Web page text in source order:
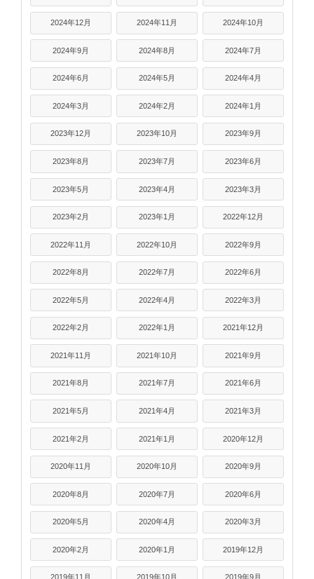
2024年12月 2024年11月 2024年10月
2024年9月 2024年8月 2024年7月
2024年6月 2024年5月 2024年4月
2024年3月 2024年2月 2024年1月
2023年12月 2023年10月 2023年9月
2023年8月 2023年7月 2023年6月
2023年5月 2023年4月 2023年3月
2023年2月 2023年1月 2022年12月
2022年11月 2022年10月 2022年9月
2022年8月 2022年7月 2022年6月
2022年5月 2022年4月 2022年3月
2022年2月 2022年1月 2021年12月
2021年11月 2021年10月 2021年9月
2021年8月 2021年7月 2021年6月
2021年5月 2021年4月 2021年3月
2021年2月 2021年1月 2020年12月
2020年11月 2020年10月 2020年9月
2020年8月 2020年7月 2020年6月
2020年5月 2020年4月 2020年3月
2020年2月 2020年1月 2019年12月
2019年11月 2019年10月 2019年9月